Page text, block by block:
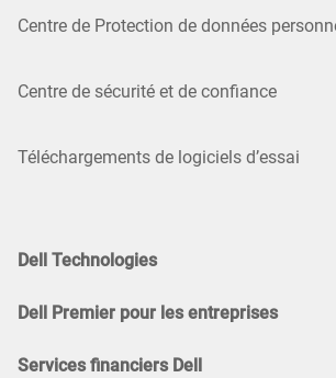
Centre de Protection de données
Centre de sécurité et de confiance
Téléchargements de logiciels d’essai
Dell Technologies
Dell Premier pour les entreprises
Services financiers Dell